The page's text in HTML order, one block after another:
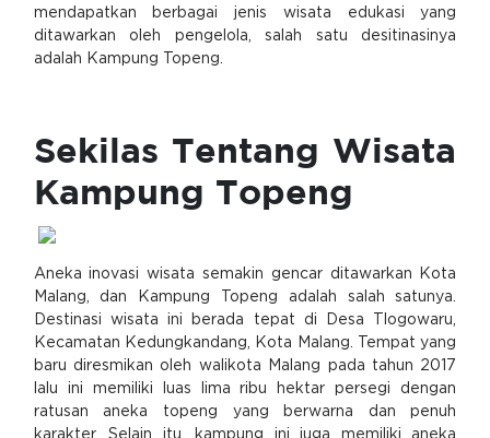
mendapatkan berbagai jenis wisata edukasi yang
ditawarkan oleh pengelola, salah satu desitinasinya
adalah Kampung Topeng.
Sekilas Tentang Wisata
Kampung Topeng
Aneka inovasi wisata semakin gencar ditawarkan Kota
Malang, dan Kampung Topeng adalah salah satunya.
Destinasi wisata ini berada tepat di Desa Tlogowaru,
Kecamatan Kedungkandang, Kota Malang. Tempat yang
baru diresmikan oleh walikota Malang pada tahun 2017
lalu ini memiliki luas lima ribu hektar persegi dengan
ratusan aneka topeng yang berwarna dan penuh